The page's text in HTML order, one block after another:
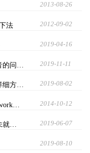
2013-08-26
法 2012-09-02
2019-04-16
的问… 2019-11-11
细方… 2019-08-02
2014-10-12
就… 2019-06-07
2019-08-10